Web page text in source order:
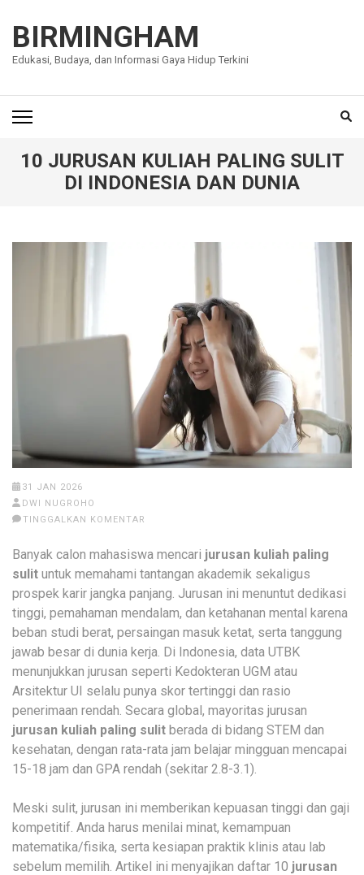
konten
(Tekan
BIRMINGHAM
Edukasi, Budaya, dan Informasi Gaya Hidup Terkini
10 JURUSAN KULIAH PALING SULIT
DI INDONESIA DAN DUNIA
31 JAN 2026
DWI NUGROHO
TINGGALKAN KOMENTAR
Banyak calon mahasiswa mencari jurusan kuliah paling
sulit untuk memahami tantangan akademik sekaligus
prospek karir jangka panjang. Jurusan ini menuntut dedikasi
tinggi, pemahaman mendalam, dan ketahanan mental karena
beban studi berat, persaingan masuk ketat, serta tanggung
jawab besar di dunia kerja. Di Indonesia, data UTBK
menunjukkan jurusan seperti Kedokteran UGM atau
Arsitektur UI selalu punya skor tertinggi dan rasio
penerimaan rendah. Secara global, mayoritas jurusan
jurusan kuliah paling sulit berada di bidang STEM dan
kesehatan, dengan rata-rata jam belajar mingguan mencapai
15-18 jam dan GPA rendah (sekitar 2.8-3.1).
Meski sulit, jurusan ini memberikan kepuasan tinggi dan gaji
kompetitif. Anda harus menilai minat, kemampuan
matematika/fisika, serta kesiapan praktik klinis atau lab
sebelum memilih. Artikel ini menyajikan daftar 10 jurusan